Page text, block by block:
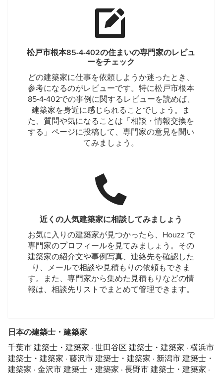
松戸市根本85-4-402の住まいの専門家のレビュ
ーをチェック
どの建築家に仕事を依頼しようか迷ったとき、
参考になるのがレビューです。特に松戸市根本
85-4-402での事例に関するレビューを読めば、
建築家を身近に感じられることでしょう。ま
た、質問や気になることは「相談・情報交換を
する」ページに投稿して、専門家の意見を聞い
てみましょう。
近くの人気建築家に相談してみましょう
お気に入りの建築家が見つかったら、Houzz で
専門家のプロフィールを見てみましょう。その
建築家の紹介文や事例写真、連絡先を確認した
り、メールで相談や見積もりの依頼もできま
す。また、専門家から集めた見積もりなどの情
報は、相談先リストでまとめて管理できます。
日本の建築士・建築家
千葉市 建築士・建築家 · 世田谷区 建築士・建築家 · 横浜市
建築士・建築家 · 藤沢市 建築士・建築家 · 新潟市 建築士・
建築家 · 金沢市 建築士・建築家 · 長野市 建築士・建築家 ·